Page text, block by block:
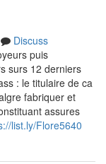
Discuss
puis
surs 12 derniers
: le titulaire de ca
fabriquer et
assures
list.ly/Flore5640